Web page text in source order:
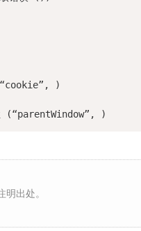
)
(“parentWindow”, )
明出处。